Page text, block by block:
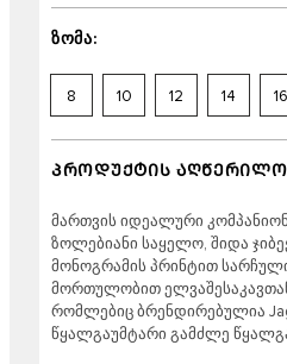
ზომა:
8 10 12 14 16
ᲞᲠᲝᲓᲣᲥᲢᲘᲡ
მართვის იდეალური
ზოლებიანი საყელო, შიდა
მონოგრამის პრინტით
მორთულობით
რომლებიც ბრენდირებულია
წყალგაუმტარი გამძლე